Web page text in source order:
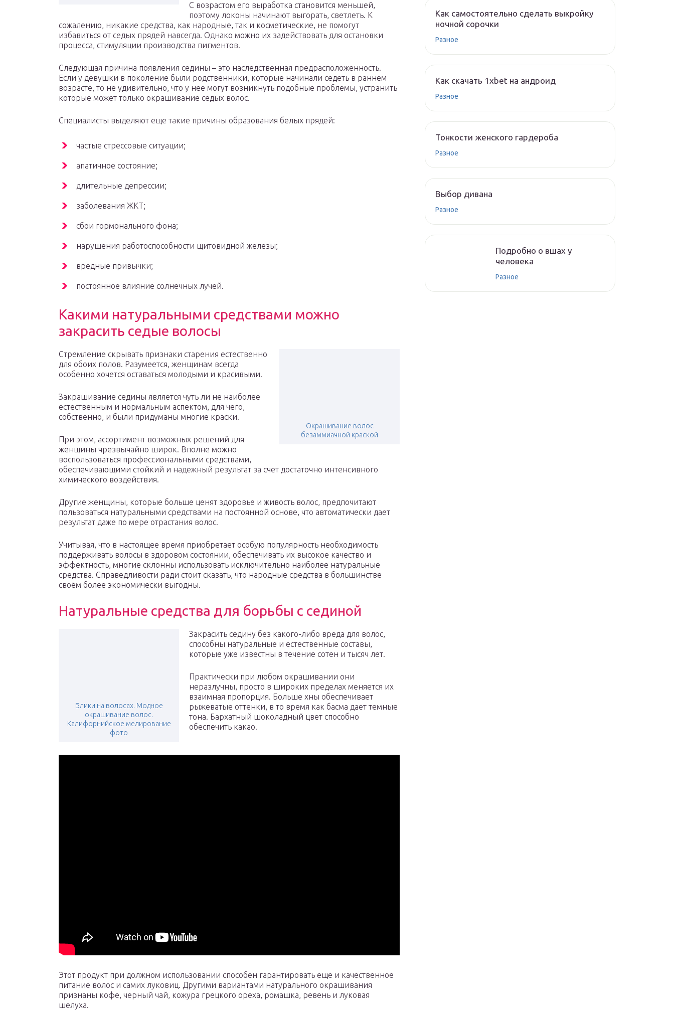
С возрастом его выработка становится меньшей,
поэтому локоны начинают выгорать, светлеть. К
сожалению, никакие средства, как народные, так и косметические, не помогут
избавиться от седых прядей навсегда. Однако можно их задействовать для остановки
процесса, стимуляции производства пигментов.
Следующая причина появления седины – это наследственная предрасположенность.
Если у девушки в поколение были родственники, которые начинали седеть в раннем
возрасте, то не удивительно, что у нее могут возникнуть подобные проблемы, устранить
которые может только окрашивание седых волос.
Специалисты выделяют еще такие причины образования белых прядей:
частые стрессовые ситуации;
апатичное состояние;
длительные депрессии;
заболевания ЖКТ;
сбои гормонального фона;
нарушения работоспособности щитовидной железы;
вредные привычки;
постоянное влияние солнечных лучей.
Какими натуральными средствами можно
закрасить седые волосы
Окрашивание волос
безаммиачной краской
Стремление скрывать признаки старения естественно
для обоих полов. Разумеется, женщинам всегда
особенно хочется оставаться молодыми и красивыми.
Закрашивание седины является чуть ли не наиболее
естественным и нормальным аспектом, для чего,
собственно, и были придуманы многие краски.
При этом, ассортимент возможных решений для
женщины чрезвычайно широк. Вполне можно
воспользоваться профессиональными средствами,
обеспечивающими стойкий и надежный результат за счет достаточно интенсивного
химического воздействия.
Другие женщины, которые больше ценят здоровье и живость волос, предпочитают
пользоваться натуральными средствами на постоянной основе, что автоматически дает
результат даже по мере отрастания волос.
Учитывая, что в настоящее время приобретает особую популярность необходимость
поддерживать волосы в здоровом состоянии, обеспечивать их высокое качество и
эффектность, многие склонны использовать исключительно наиболее натуральные
средства. Справедливости ради стоит сказать, что народные средства в большинстве
своём более экономически выгодны.
Натуральные средства для борьбы с сединой
Блики на волосах. Модное
окрашивание волос.
Калифорнийское мелирование
фото
Закрасить седину без какого-либо вреда для волос,
способны натуральные и естественные составы,
которые уже известны в течение сотен и тысяч лет.
Практически при любом окрашивании они
неразлучны, просто в широких пределах меняется их
взаимная пропорция. Больше хны обеспечивает
рыжеватые оттенки, в то время как басма дает темные
тона. Бархатный шоколадный цвет способно
обеспечить какао.
Этот продукт при должном использовании способен гарантировать еще и качественное
питание волос и самих луковиц. Другими вариантами натурального окрашивания
признаны кофе, черный чай, кожура грецкого ореха, ромашка, ревень и луковая
шелуха.
Как самостоятельно сделать выкройку
ночной сорочки
Разное
Как скачать 1xbet на андроид
Разное
Тонкости женского гардероба
Разное
Выбор дивана
Разное
Подробно о вшах у
человека
Разное